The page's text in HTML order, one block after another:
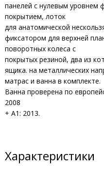
панелей с нулевым уровнем
покрытием, лоток
для анатомической
фиксатором для верхней
поворотных колеса с
покрытых резиной, два из
ящика. на металлических
матрас и ванна в комплекте.
Ванна проверена по
2008
+ A1: 2013.
Характеристики